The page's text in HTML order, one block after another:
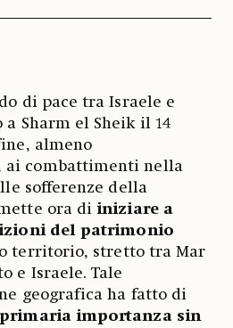
di pace tra Israele e
Sharm el Sheik il 14
almeno
ai combattimenti nella
sofferenze della
ora diiniziare a
del patrimonio
territorio, stretto tra Mar
e Israele. Tale
geografica ha fatto di
importanza sin